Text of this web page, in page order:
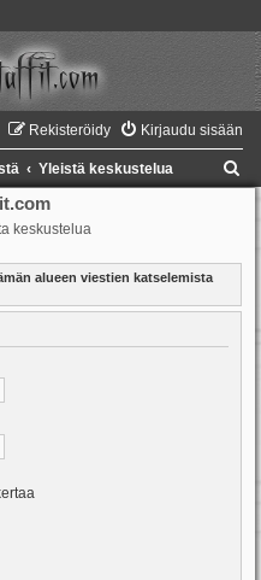
Kirjaudu sisään
Rekisteröidy
Yleistä keskustelua
keskustelua
alueen viestien katselemista